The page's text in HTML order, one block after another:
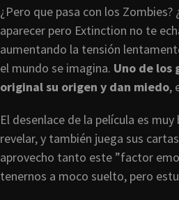
¿Pero que pasa con los
aparecer pero Extinction no te
aumentando la tensión
el mundo se imagina. Uno de los
original su origen y dan miedo,
El desenlace de la película es
revelar, y también juega sus
aprovecho tanto este ”factor
tenernos a moco suelto, pero